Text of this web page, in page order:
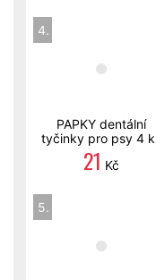
4.
PAPKY dentální
tyčinky pro psy 4
21 Kč
5.